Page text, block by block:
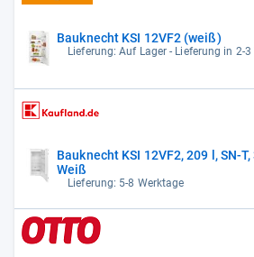
Bauknecht KSI 12VF2 (weiß)
Lieferung: Auf Lager - Lieferung in 2-
Bauknecht KSI 12VF2, 209 l, SN-T,
Weiß
Lieferung: 5-8 Werktage